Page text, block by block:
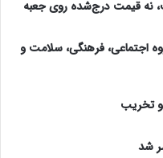
و نه مضربی. هیچ ریشه
برای این مثل وجود
خالق این مثل ترکمنی
نه قیمت درج‌شده روی جعبه
اجتماعی، فرهنگی، سلامت و
و تخریب
شد